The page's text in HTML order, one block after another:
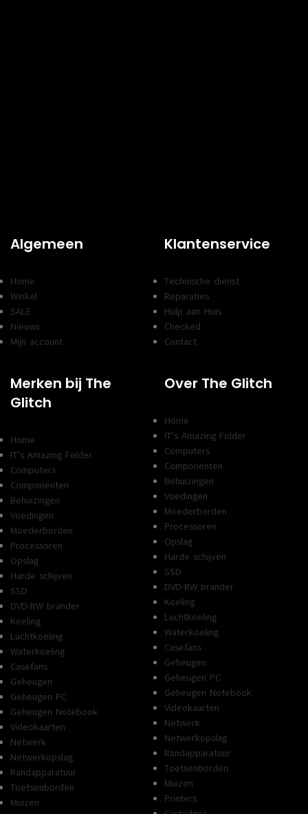
Algemeen
Home
Winkel
SALE
Nieuws
Mijn account
Klantenservice
Technische dienst
Reparaties
Hulp aan Huis
Checked
Contact
Merken bij The
Glitch
Home
IT’s Amazing Folder
Computers
Componenten
Behuizingen
Voedingen
Moederborden
Processoren
Opslag
Harde schijven
SSD
DVD-RW brander
Koeling
Luchtkoeling
Waterkoeling
Casefans
Geheugen
Geheugen PC
Geheugen Notebook
Videokaarten
Netwerk
Netwerkopslag
Randapparatuur
Toetsenborden
Muizen
Over The Glitch
Home
IT’s Amazing Folder
Computers
Componenten
Behuizingen
Voedingen
Moederborden
Processoren
Opslag
Harde schijven
SSD
DVD-RW brander
Koeling
Luchtkoeling
Waterkoeling
Casefans
Geheugen
Geheugen PC
Geheugen Notebook
Videokaarten
Netwerk
Netwerkopslag
Randapparatuur
Toetsenborden
Muizen
Printers